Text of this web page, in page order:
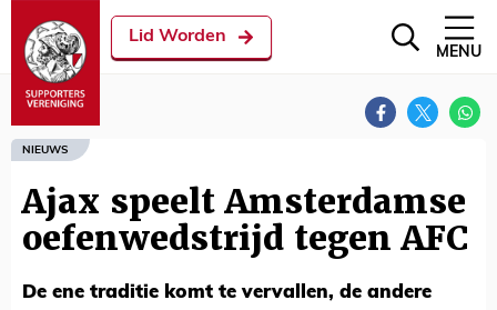
Lid Worden
MENU
NIEUWS
Ajax speelt Amsterdamse
oefenwedstrijd tegen AFC
De ene traditie komt te vervallen, de andere